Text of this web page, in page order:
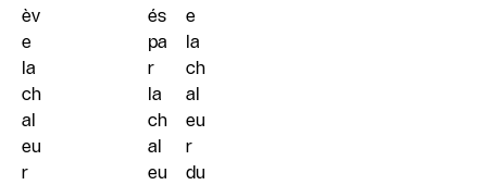
èv
e
la
ch
al
eu
r
és
pa
r
la
ch
al
eu
e
la
ch
al
eu
r
du